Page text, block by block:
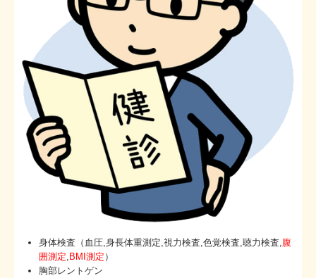
身体検査（血圧,身長体重測定,視力検査,色覚検査,聴力検査, 腹
囲測定 BMI測定 ）
胸部レントゲン